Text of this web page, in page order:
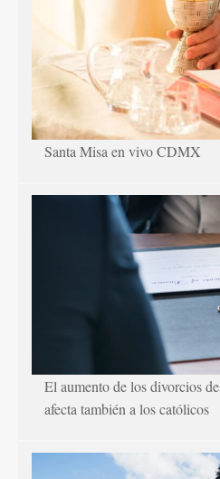
Santa Misa en vivo CDMX
El aumento de los divorcios
afecta también a los católicos